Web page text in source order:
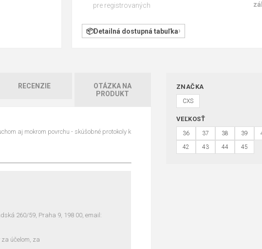
pre registrovaných
Detailná dostupná tabuľka
RECENZIE
OTÁZKA NA
PRODUKT
aj mokrom povrchu - skúšobné protokoly k
260/59, Praha 9, 198 00, email:
účelom, za
ZNAČKA
CXS
VEĽKOSŤ
36 37 38 39
42
43 44 45